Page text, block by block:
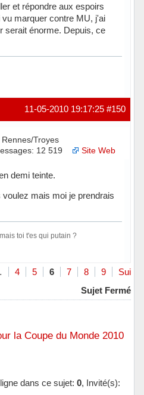
et répondre aux espoirs
marquer contre MU, j'ai
serait énorme. Depuis, ce
#150
11-05-2010 19:17:25
Troyes
12 519 Site Web
demi teinte.
mais moi je prendrais
toi t'es qui putain ?
4 5 6 7 8 9
Sujet Fermé
la Coupe du Monde 2010
dans ce sujet: 0, Invité(s):